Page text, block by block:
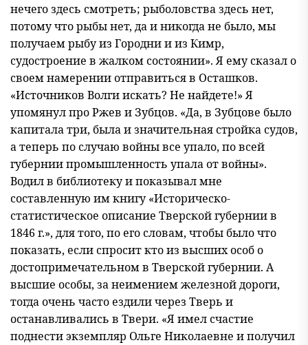
нечего здесь смотреть; рыболовства здесь нет,
потому что рыбы нет, да и никогда не было, мы
получаем рыбу из Городни и из Кимр,
судостроение в жалком состоянии». Я ему сказал о
своем намерении отправиться в Осташков.
«Источников Волги искать? Не найдете!» Я
упомянул про Ржев и Зубцов. «Да, в Зубцове было
капитала три, была и значительная стройка судов,
а теперь по случаю войны все упало, по всей
губернии промышленность упала от войны».
Водил в библиотеку и показывал мне
составленную им книгу «Историческо-
статистическое описание Тверской губернии в
1846 г.», для того, по его словам, чтобы было что
показать, если спросит кто из высших особ о
достопримечательном в Тверской губернии. А
высшие особы, за неимением железной дороги,
тогда очень часто ездили через Тверь и
останавливались в Твери. «Я имел счастие
поднести экземпляр Ольге Николаевне и получил